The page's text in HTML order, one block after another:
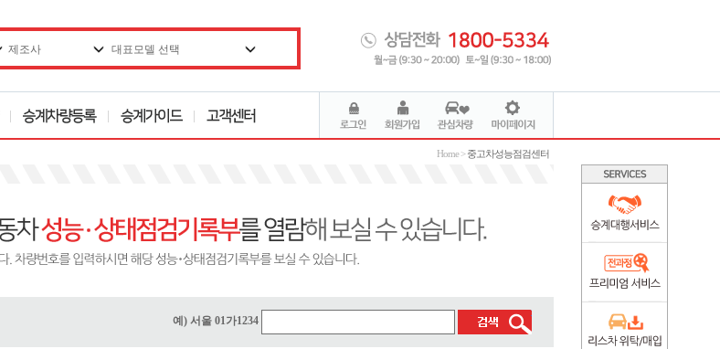
Home >중고차성능점검센터
예) 서울 01가1234